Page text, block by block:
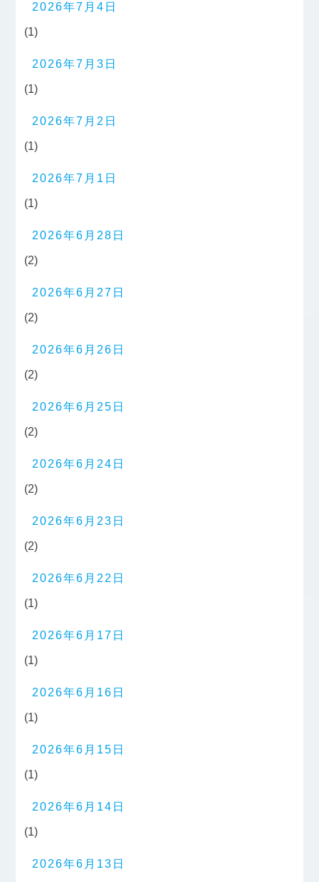
2026年7月4日
(1)
2026年7月3日
(1)
2026年7月2日
(1)
2026年7月1日
(1)
2026年6月28日
(2)
2026年6月27日
(2)
2026年6月26日
(2)
2026年6月25日
(2)
2026年6月24日
(2)
2026年6月23日
(2)
2026年6月22日
(1)
2026年6月17日
(1)
2026年6月16日
(1)
2026年6月15日
(1)
2026年6月14日
(1)
2026年6月13日